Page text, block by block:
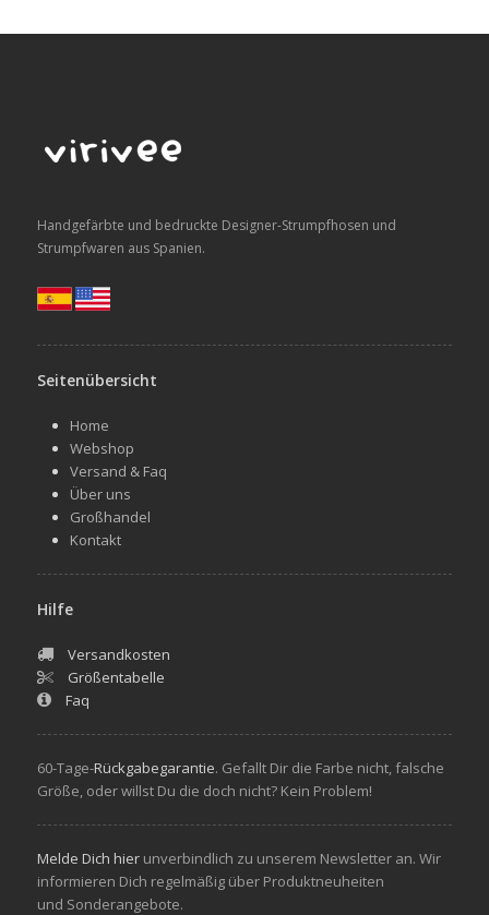
Handgefärbte und bedruckte Designer-Strumpfhosen und
Strumpfwaren aus Spanien.
Seitenübersicht
Home
Webshop
Versand & Faq
Über uns
Großhandel
Kontakt
Hilfe
Versandkosten
Größentabelle
Faq
60-Tage-Rückgabegarantie. Gefallt Dir die Farbe nicht, falsche
Größe, oder willst Du die doch nicht? Kein Problem!
Melde Dich hierunverbindlich zu unserem Newsletter an. Wir
informieren Dich regelmäßig über Produktneuheiten
und Sonderangebote.